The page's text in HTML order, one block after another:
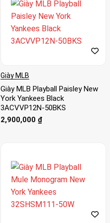
Giày MLB
Giày MLB Playball Paisley New
York Yankees Black
3ACVVP12N-50BKS
2,900,000 ₫